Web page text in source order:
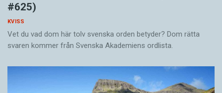
#625)
KVISS
Vet du vad dom här tolv svenska orden betyder? Dom rätta
svaren kommer från Svenska Akademiens ordlista.